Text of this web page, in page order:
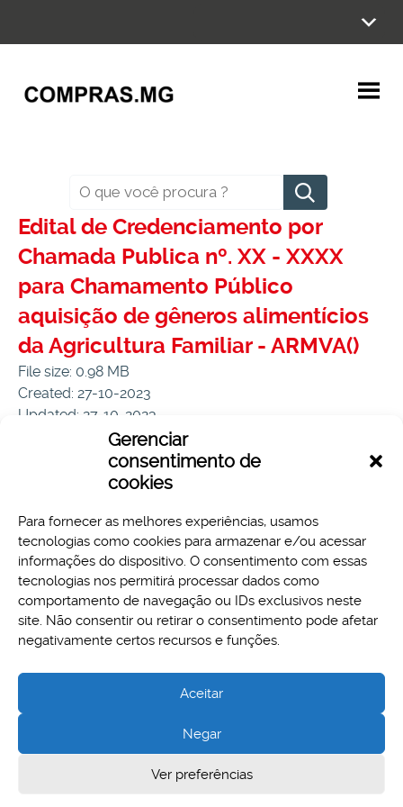
Gerenciar
consentimento de
cookies
Para fornecer as melhores experiências, usamos
tecnologias como cookies para armazenar e/ou acessar
informações do dispositivo. O consentimento com essas
tecnologias nos permitirá processar dados como
comportamento de navegação ou IDs exclusivos neste
site. Não consentir ou retirar o consentimento pode afetar
negativamente certos recursos e funções.
Aceitar
Negar
Ver preferências
Pesquisar
Edital de Credenciamento por
Chamada Publica nº. XX - XXXX
para Chamamento Público
aquisição de gêneros alimentícios
da Agricultura Familiar - ARMVA()
File size: 0.98 MB
Created: 27-10-2023
Updated: 27-10-2023
Download Preview
Aspectos legais e responsabilidades
Política de Privacidade
Cidade Administrativa - Rodovia Papa João Paulo II, 3777 -
Serra Verde, Belo Horizonte, MG - CEP 31630-903